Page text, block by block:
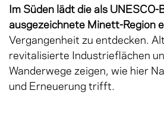
Im Süden lädt die als
ausgezeichnete Minett-Region
Vergangenheit zu entdecken.
revitalisierte Industrieflächen
Wanderwege zeigen, wie hier
und Erneuerung trifft.